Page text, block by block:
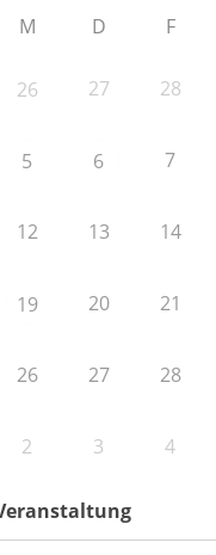
M D F
26 27 28
5 6 7
12 13 14
19 20 21
26 27 28
2 3 4